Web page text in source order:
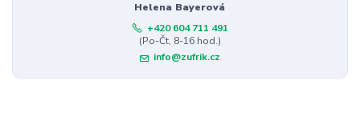
Helena Bayerová
+420 604 711 491
(Po-Čt, 8-16 hod.)
info@zufrik.cz